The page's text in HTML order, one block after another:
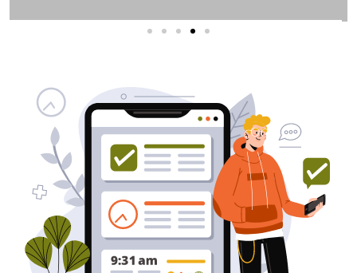
בעל/ת עסק? סוכנות ניהול מוניטין
לקידום, שיווק ופרסום באינטרנט
כאן עבורך!
לפרטים